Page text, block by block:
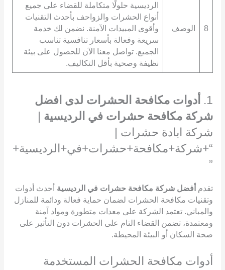
8 الوصف
الرديسية حلولًا متكاملة للقضاء على جميع
أنواع الحشرات والزواحف بأحدث التقنيات
وأقوى المبيدات الآمنة. نضمن لك خدمة
سريعة وفعالة بأسعار تنافسية تناسب
الجميع. تواصل معنا الآن للحصول على بيئة
نظيفة وصحية بأقل التكاليف.
1.
أدوات مكافحة الحشرات لدى افضل
شركة مكافحة حشرات في الرديسية
شركة ابادة حشرات |
“+شركة+مكافحة+حشرات+في+الرديسية+
”
تقدم أفضل شركة مكافحة حشرات في الرديسية أحدث أدوات
وتقنيات مكافحة الحشرات لضمان حماية فعالة ودائمة للمنازل
والمباني. تعتمد الشركة على معدات متطورة ومواد آمنة
ومعتمدة، تضمن القضاء التام على الحشرات دون التأثير على
صحة السكان أو البيئة المحيطة.
أدوات مكافحة الحشرات المستخدمة